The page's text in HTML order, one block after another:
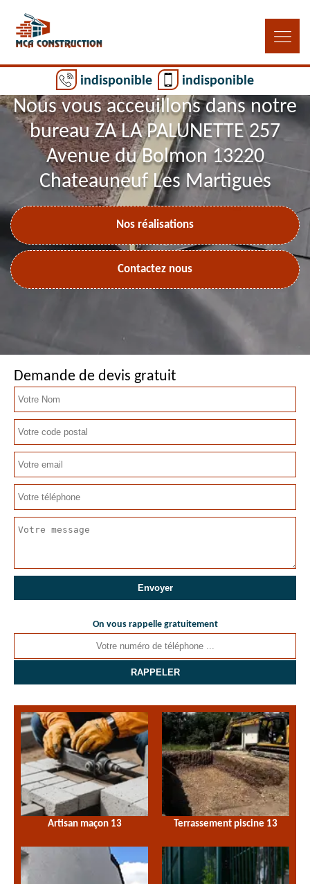
indisponible indisponible
Nous vous acceuillons dans notre
bureau ZA LA PALUNETTE 257
Avenue du Bolmon 13220
Chateauneuf Les Martigues
Nos réalisations
Contactez nous
Demande de devis gratuit
On vous rappelle gratuitement
Artisan maçon 13 Terrassement piscine 13